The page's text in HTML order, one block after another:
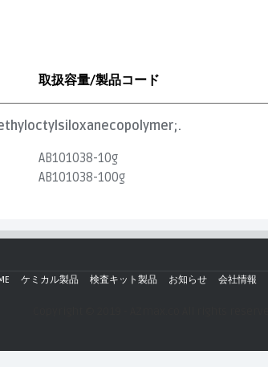
取扱容量/製品コード
AB101038-10g
AB101038-100g
ケミカル製品 検査キット製品 お知らせ 会社情報